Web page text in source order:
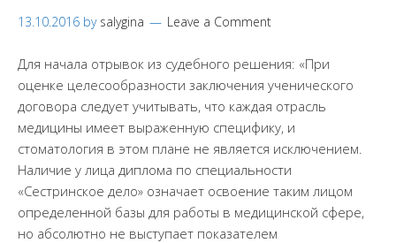
13.10.2016 by salygina Leave a Comment
Для начала отрывок из судебного решения: «При
оценке целесообразности заключения ученического
договора следует учитывать, что каждая отрасль
медицины имеет выраженную специфику, и
стоматология в этом плане не является исключением.
Наличие у лица диплома по специальности
«Сестринское дело» означает освоение таким лицом
определенной базы для работы в медицинской сфере,
но абсолютно не выступает показателем